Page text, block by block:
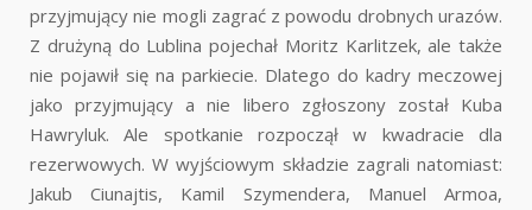
przyjmujący nie mogli zagrać z powodu drobnych urazów.
Z drużyną do Lublina pojechał Moritz Karlitzek, ale także
nie pojawił się na parkiecie. Dlatego do kadry meczowej
jako przyjmujący a nie libero zgłoszony został Kuba
Hawryluk. Ale spotkanie rozpoczął w kwadracie dla
rezerwowych. W wyjściowym składzie zagrali natomiast:
Jakub Ciunajtis, Kamil Szymendera, Manuel Armoa,